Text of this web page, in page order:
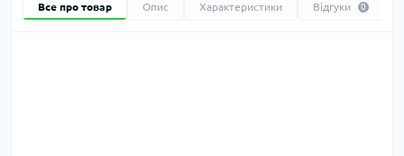
Все про товар Опис Характеристики Відгуки 0